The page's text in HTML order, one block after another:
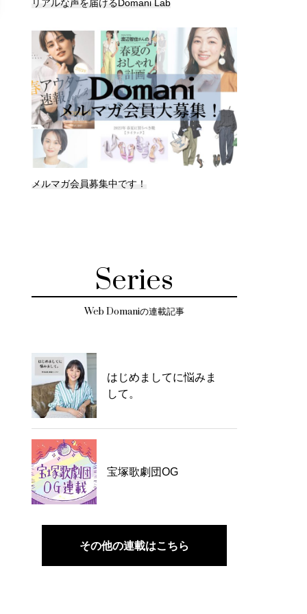
リアルな声を届けるDomani Lab
メルマガ会員募集中です！
Series
Web Domaniの連載記事
はじめましてに悩みま
して。
宝塚歌劇団OG
その他の連載はこちら